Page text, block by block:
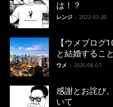
は！？
レンジ - 2022-03-20
【ウメブログ
と結婚するこ
ウメ - 2020-08-07
感謝とお詫び
いて